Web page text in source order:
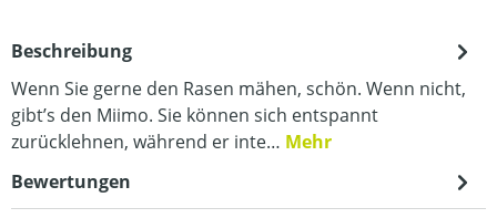
Beschreibung
Wenn Sie gerne den Rasen mähen, schön. Wenn nicht,
gibt’s den Miimo. Sie können sich entspannt
zurücklehnen, während er inte… Mehr
Bewertungen